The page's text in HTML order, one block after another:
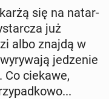
się na na­tar­
już
albo znajdą w
je­dze­nie
Co ciekawe,